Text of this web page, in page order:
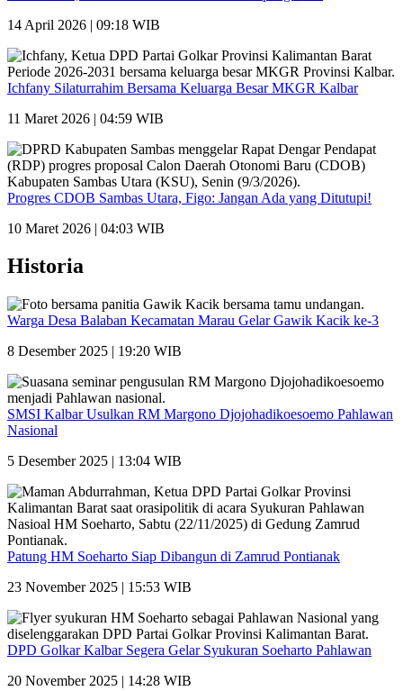
14 April 2026 | 09:18 WIB
Ichfany Silaturrahim Bersama Keluarga Besar MKGR Kalbar
11 Maret 2026 | 04:59 WIB
Progres CDOB Sambas Utara, Figo: Jangan Ada yang Ditutupi!
10 Maret 2026 | 04:03 WIB
Historia
Warga Desa Balaban Kecamatan Marau Gelar Gawik Kacik ke-3
8 Desember 2025 | 19:20 WIB
SMSI Kalbar Usulkan RM Margono Djojohadikoesoemo Pahlawan
Nasional
5 Desember 2025 | 13:04 WIB
Patung HM Soeharto Siap Dibangun di Zamrud Pontianak
23 November 2025 | 15:53 WIB
DPD Golkar Kalbar Segera Gelar Syukuran Soeharto Pahlawan
20 November 2025 | 14:28 WIB